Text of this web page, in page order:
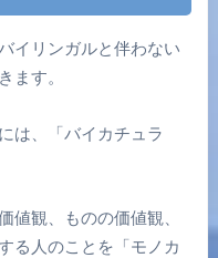
イリンガルと伴わない
ます。
は、「バイカチュラ
値観、ものの価値観、
る人のことを「モノカ